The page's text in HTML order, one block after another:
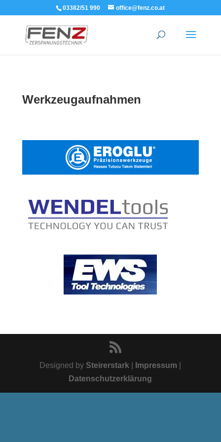
03382/51 990 office@fenz.co.at
Werkzeugaufnahmen
Designed by Steirerstark Impressum
Datenschutzerklärung